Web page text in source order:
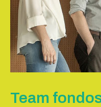
Team